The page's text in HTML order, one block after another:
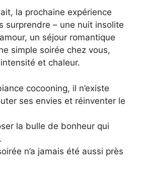
la prochaine expérience
surprendre – une nuit insolite
un séjour romantique
simple soirée chez vous,
et chaleur.
cocooning, il n’existe
ses envies et réinventer le
la bulle de bonheur qui
n’a jamais été aussi près